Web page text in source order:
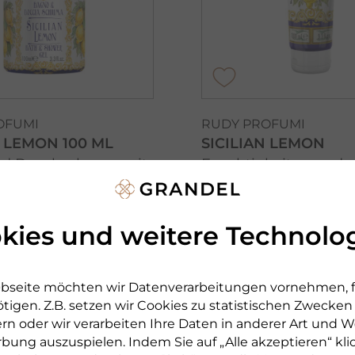
und weitere
möchten wir Datenverarbeitungen vornehmen,
Z.B. setzen wir Cookies zu statistischen
oder wir verarbeiten Ihre Daten in anderer Art und
auszuspielen. Indem Sie auf „Alle akzeptieren“
100 ML
Duschschaum mit
100 ml
RUDY PROFUMI
SICILIAN LEMON
duftende und nicht
€ 79,00 pro 1 l
sofort lieferbar